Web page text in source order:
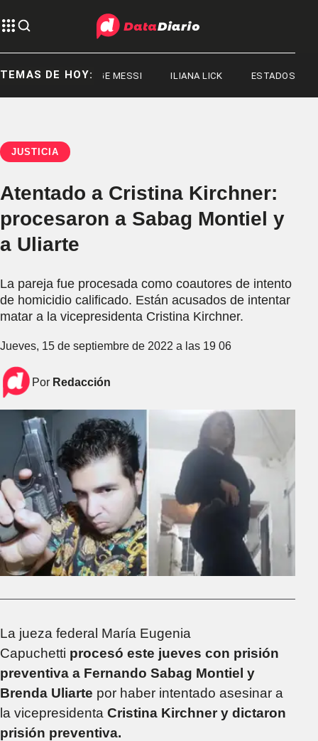
TEMAS DE HOY:
JORGE MESSI ILIANA LICK ESTADOS UNIDOS
JUSTICIA
Atentado a Cristina Kirchner:
procesaron a Sabag Montiel y
a Uliarte
La pareja fue procesada como coautores de intento
de homicidio calificado. Están acusados de intentar
matar a la vicepresidenta Cristina Kirchner.
Jueves, 15 de septiembre de 2022 a las 19 06
Por Redacción
La jueza federal María Eugenia
Capuchetti procesó este jueves con prisión
preventiva a Fernando Sabag Montiel y
Brenda Uliarte por haber intentado asesinar a
la vicepresidenta Cristina Kirchner y dictaron
prisión preventiva.